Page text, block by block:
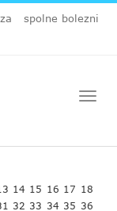
spolne bolezni
14 15 16 17 18
32 33 34 35 36